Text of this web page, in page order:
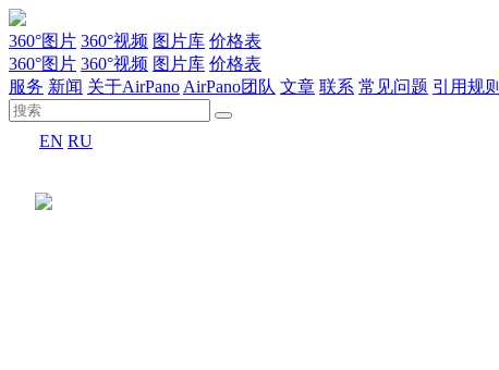
360°图片 360°视频 图片库 价格表
360°图片 360°视频 图片库 价格表
服务 新闻 关于AirPano AirPano团队 文章 联系 常见问题 引用规则
EN RU